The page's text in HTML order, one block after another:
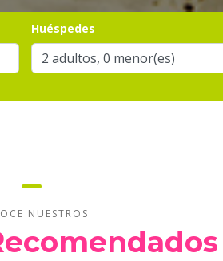
Huéspedes
NUESTROS